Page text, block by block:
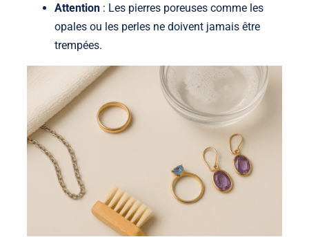
Attention: Les pierres poreuses comme les
opales ou les perles ne doivent jamais être
trempées.